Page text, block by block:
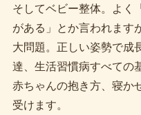
そしてベビー整体。よく
がある」とか言われます
大問題。正しい姿勢で成
達、生活習慣病すべての
赤ちゃんの抱き方、寝か
受けます。